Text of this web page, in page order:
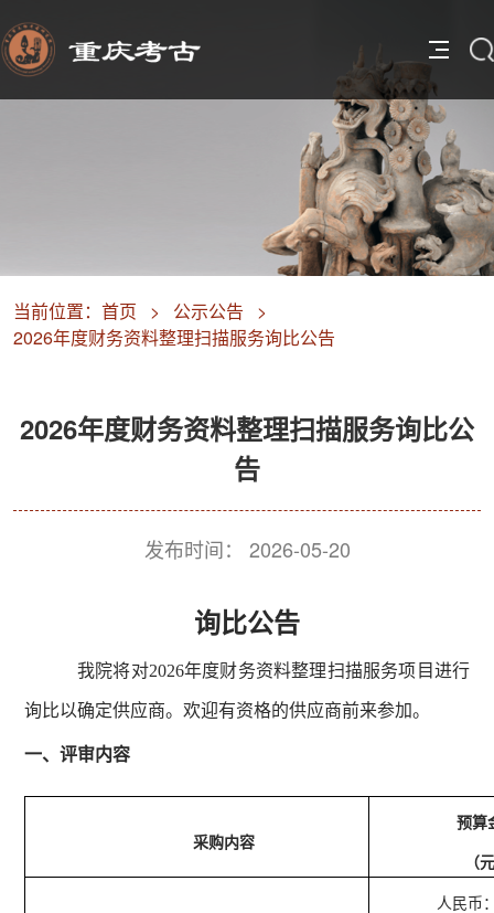
当前位置： 首页 > 公示公告
>
2026年度财务资料整理扫描服务询比公告
2026年度财务资料整理扫描服务询比公
告
发布时间： 2026-05-20
询比公告
我院将对2026年度财务资料整理扫描服务项目进行
询比以确定供应商。欢迎有资格的供应商前来参加。
一、评审内容
采购内容
预算
（
人民币